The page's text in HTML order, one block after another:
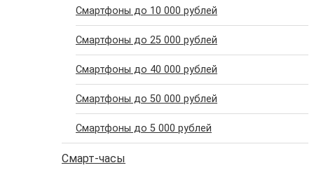
Cмартфоны до 10 000 рублей
Cмартфоны до 25 000 рублей
Cмартфоны до 40 000 рублей
Cмартфоны до 50 000 рублей
Cмартфоны до 5 000 рублей
Смарт-часы